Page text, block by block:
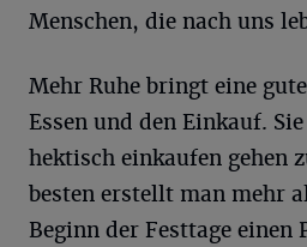
Menschen, die nach uns
Mehr Ruhe bringt eine
Essen und den Einkauf.
hektisch einkaufen gehen
besten erstellt man mehr
Beginn der Festtage einen